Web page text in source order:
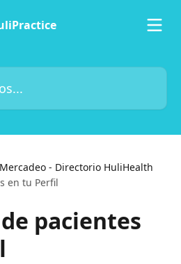
Mercadeo - Directorio HuliHealth
en tu Perfil
pacientes